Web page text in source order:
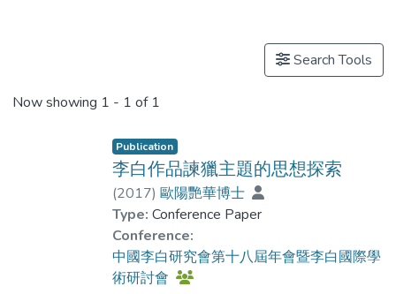
Search Tools
Now showing 1 - 1 of 1
Publication
李白作品諫獵主題的思想探索
(2017) 歐陽艷華博士
Type: Conference Paper
Conference:
中國李白研究會第十八屆年會暨李白國際學
術研討會